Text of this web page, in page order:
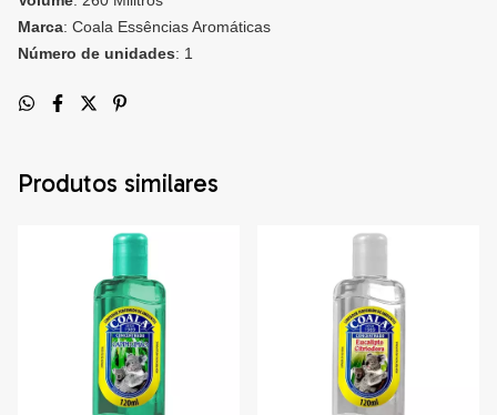
Marca: Coala Essências Aromáticas
Número de unidades: 1
Produtos similares